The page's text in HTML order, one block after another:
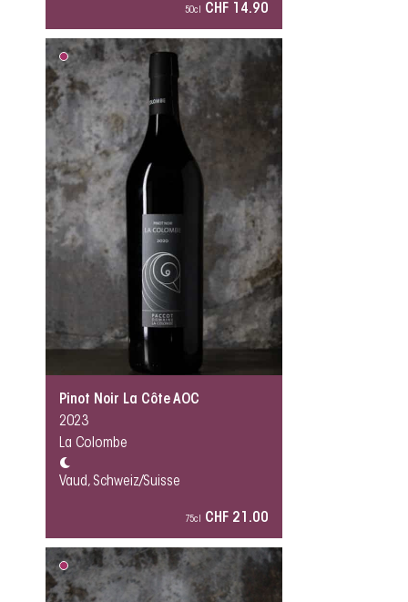
50cl CHF 14.90
Pinot Noir La Côte AOC
2023
La Colombe
Vaud, Schweiz/Suisse
75cl CHF 21.00